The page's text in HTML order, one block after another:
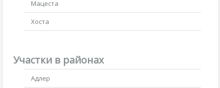
Мацеста
Хоста
Участки в районах
Адлер